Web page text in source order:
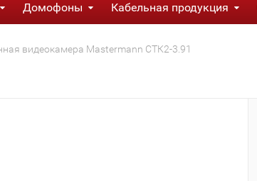
Домофоны Кабельная продукция
видеокамера Mastermann СТК2-3.91